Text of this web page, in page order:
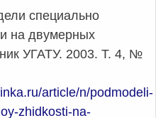
специально
на двумерных
УГАТУ. 2003. Т. 4, №
article/n/podmodeli-
zhidkosti-na-